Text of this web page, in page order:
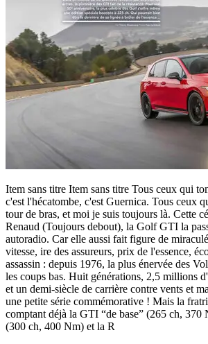
Item sans titre Item sans titre Tous ceux qui
c'est l'hécatombe, c'est Guernica. Tous ceux
tour de bras, et moi je suis toujours là. Cette
Renaud (Toujours debout), la Golf GTI la
autoradio. Car elle aussi fait figure de
vitesse, ire des assureurs, prix de l'essence,
assassin : depuis 1976, la plus énervée des
les coups bas. Huit générations, 2,5 millions
et un demi-siècle de carrière contre vents et
une petite série commémorative ! Mais la
comptant déjà la GTI “de base” (265 ch,
(300 ch, 400 Nm) et la R